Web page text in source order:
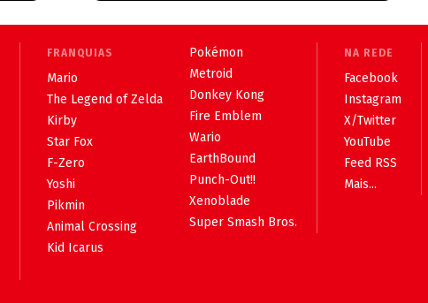
FRANQUIAS
Mario
The Legend of Zelda
Kirby
Star Fox
F-Zero
Yoshi
Pikmin
Animal Crossing
Kid Icarus
Pokémon
Metroid
Donkey Kong
Fire Emblem
Wario
EarthBound
Punch-Out!!
Xenoblade
Super Smash Bros.
NA REDE
Facebook
Instagram
X/Twitter
YouTube
Feed RSS
Mais...